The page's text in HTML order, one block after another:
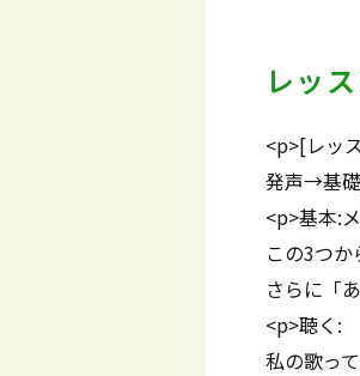
レッ
<p>[レッ
発声→基
<p>基本:
この3つ
さらに「
<p>聴く:
私の歌っ